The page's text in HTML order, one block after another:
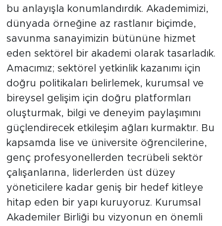
bu anlayışla konumlandırdık. Akademimizi,
dünyada örneğine az rastlanır biçimde,
savunma sanayimizin bütününe hizmet
eden sektörel bir akademi olarak tasarladık.
Amacımız; sektörel yetkinlik kazanımı için
doğru politikaları belirlemek, kurumsal ve
bireysel gelişim için doğru platformları
oluşturmak, bilgi ve deneyim paylaşımını
güçlendirecek etkileşim ağları kurmaktır. Bu
kapsamda lise ve üniversite öğrencilerine,
genç profesyonellerden tecrübeli sektör
çalışanlarına, liderlerden üst düzey
yöneticilere kadar geniş bir hedef kitleye
hitap eden bir yapı kuruyoruz. Kurumsal
Akademiler Birliği bu vizyonun en önemli